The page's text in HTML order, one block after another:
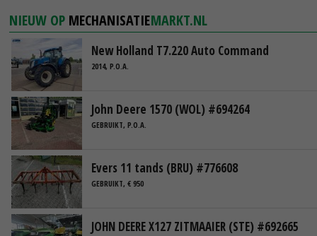
NIEUW OP MECHANISATIEMARKT.NL
New Holland T7.220 Auto Command
2014, P.O.A.
John Deere 1570 (WOL) #694264
GEBRUIKT, P.O.A.
Evers 11 tands (BRU) #776608
GEBRUIKT, € 950
JOHN DEERE X127 ZITMAAIER (STE) #692665